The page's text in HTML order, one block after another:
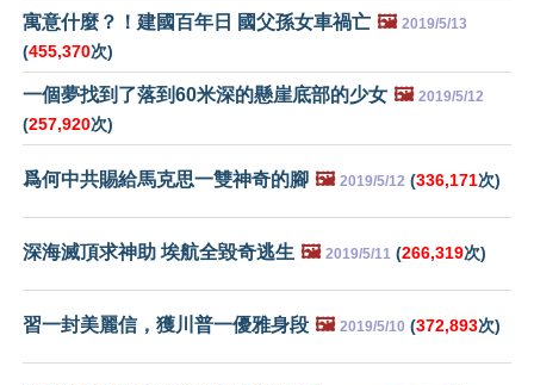
寓意什麼？！建國百年日 國父孫女車禍亡 🖼️ 2019/5/13
(455,370次)
一個夢找到了落到60米深的懸崖底部的少女 🖼️ 2019/5/12
(257,920次)
爲何中共賜給馬克思一雙神奇的腳 🖼️ 2019/5/12 (336,171次)
深海滅頂求神助 埃航全毀奇逃生 🖼️ 2019/5/11 (266,319次)
習一封美麗信，獲川普一優雅身段 🖼️ 2019/5/10 (372,893次)